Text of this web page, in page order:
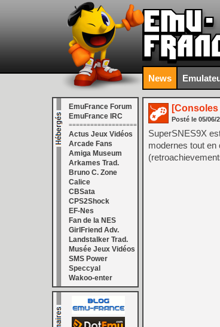
News
EmuFrance Forum
EmuFrance IRC
===================
Actus Jeux Vidéos
Arcade Fans
Amiga Museum
Arkames Trad.
Bruno C. Zone
Calice
CBSata
CPS2Shock
EF-Nes
Fan de la NES
GirlFriend Adv.
Landstalker Trad.
Musée Jeux Vidéos
SMS Power
Speccyal
Wakoo-enter
Posté le 05/06/
SuperSNES9X
modernes tout en